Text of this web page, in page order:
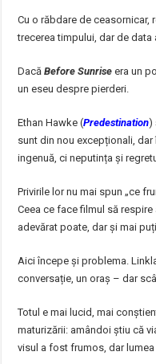
Cu o răbdare de
trecerea timpului, dar de
DacăBefore Sunrise era un
un eseu despre pierderi.
Ethan Hawke (Predestination)
sunt din nou excepționali,
ingenuă, ci neputința și
Privirile lor nu mai spun „ce
Ceea ce face filmul să
adevărat poate, dar și mai
Aici începe și problema.
conversație, un oraș – dar
Totul e mai lucid, mai
maturizării: amândoi știu că
visul a fost frumos, dar